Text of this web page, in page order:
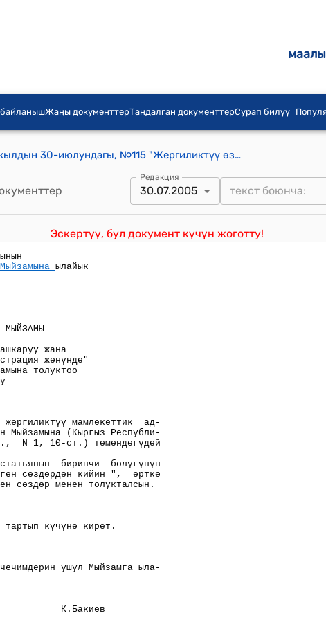
Жаңы документтерТандалган документтерСурап билүү
Кыргыз Республикасынын 2005-жылдын 30-июлундагы, №115 "Жергиликтүү өз алдынча башкаруу жана жергиликтүү мамлекеттик администрация жөнүндө" Кыргыз Республикасынын Мыйзамына толуктоо киргизүү тууралу" Мыйзамы
Редакция
30.07.2005
Эскертүү, бул документ күчүн жоготту!